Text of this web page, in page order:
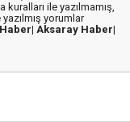
ile yazılmamış,
yorumlar
Aksaray Haber|